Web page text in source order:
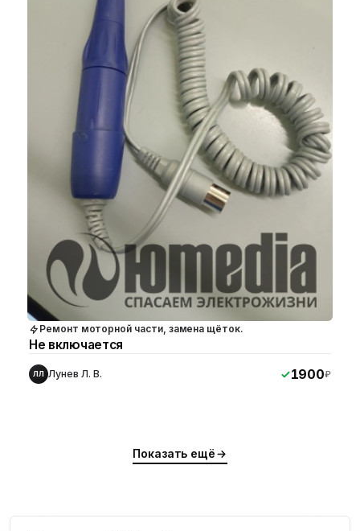
Ремонт моторной части, замена щёток.
Не включается
ЛЛ Лунев Л. В. 1900₽
Показать ещё